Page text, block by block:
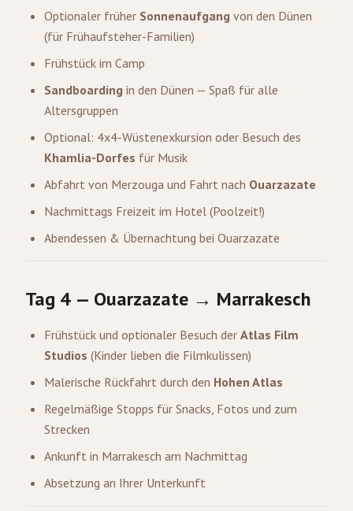
Optionaler früher Sonnenaufgang von den Dünen
(für Frühaufsteher-Familien)
Frühstück im Camp
Sandboarding in den Dünen — Spaß für alle
Altersgruppen
Optional: 4x4-Wüstenexkursion oder Besuch des
Khamlia-Dorfes für Musik
Abfahrt von Merzouga und Fahrt nach Ouarzazate
Nachmittags Freizeit im Hotel (Poolzeit!)
Abendessen & Übernachtung bei Ouarzazate
Tag 4 — Ouarzazate → Marrakesch
Frühstück und optionaler Besuch der Atlas Film
Studios (Kinder lieben die Filmkulissen)
Malerische Rückfahrt durch den Hohen Atlas
Regelmäßige Stopps für Snacks, Fotos und zum
Strecken
Ankunft in Marrakesch am Nachmittag
Absetzung an Ihrer Unterkunft